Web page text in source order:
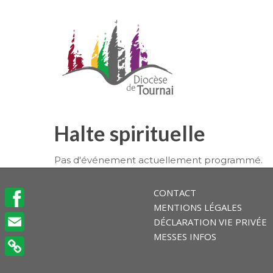
Halte spirituelle
Pas d'événement actuellement programmé.
CONTACT
MENTIONS LÉGALES
DÉCLARATION VIE PRIVÉE
MESSES INFOS
Facebook
Email